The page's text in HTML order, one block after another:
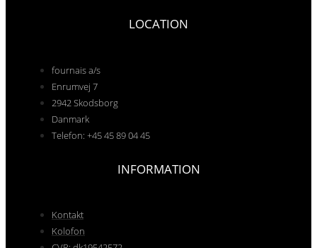
LOCATION
fournais a/s
Enrumvej 7
2942 Skodsborg
Danmark
Telefon: +45 45 89 04 45
INFORMATION
Kontakt
Kolofon